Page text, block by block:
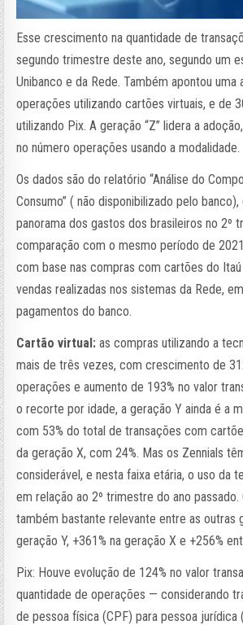
Esse crescimento na quantidade de
segundo trimestre deste ano, segundo um
Unibanco e da Rede. Também apontou uma
operações utilizando cartões virtuais, e de
utilizando Pix. A geração “Z” lidera a
no número operações usando a modalidade.
Os dados são do relatório “Análise do
Consumo” ( não disponibilizado pelo
panorama dos gastos dos brasileiros no 2º
comparação com o mesmo período de
com base nas compras com cartões do Itaú
vendas realizadas nos sistemas da Rede,
pagamentos do banco.
Cartão virtual: as compras utilizando a
mais de três vezes, com crescimento de
operações e aumento de 193% no valor
o recorte por idade, a geração Y ainda é a
com 53% do total de transações com
da geração X, com 24%. Mas os Zennials
considerável, e nesta faixa etária, o uso da
em relação ao 2º trimestre do ano
também bastante relevante entre as outras
geração Y, +361% na geração X e +256%
Pix: Houve evolução de 124% no valor
quantidade de operações — considerando
de pessoa física (CPF) para pessoa jurídica